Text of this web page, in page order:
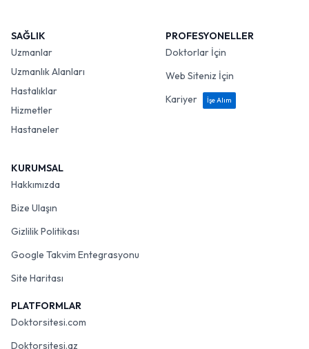
SAĞLIK
Uzmanlar
Uzmanlık Alanları
Hastalıklar
Hizmetler
Hastaneler
PROFESYONELLER
Doktorlar İçin
Web Siteniz İçin
Kariyer
İşe Alım
KURUMSAL
Hakkımızda
Bize Ulaşın
Gizlilik Politikası
Google Takvim Entegrasyonu
Site Haritası
PLATFORMLAR
Doktorsitesi.com
Doktorsitesi.az